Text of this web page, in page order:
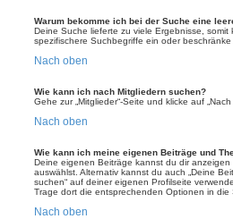
Warum bekomme ich bei der Suche eine
Deine Suche lieferte zu viele Ergebnisse,
spezifischere Suchbegriffe ein oder
Nach oben
Wie kann ich nach Mitgliedern suchen?
Gehe zur „Mitglieder“-Seite und klicke auf
Nach oben
Wie kann ich meine eigenen Beiträge und
Deine eigenen Beiträge kannst du dir
auswählst. Alternativ kannst du auch „Deine
suchen“ auf deiner eigenen Profilseite
Trage dort die entsprechenden Optionen in die
Nach oben